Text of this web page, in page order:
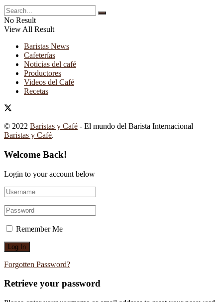
No Result
View All Result
Baristas News
Cafeterías
Noticias del café
Productores
Videos del Café
Recetas
© 2022 Baristas y Café - El mundo del Barista Internacional
Baristas y Café.
Welcome Back!
Login to your account below
Remember Me
Forgotten Password?
Retrieve your password